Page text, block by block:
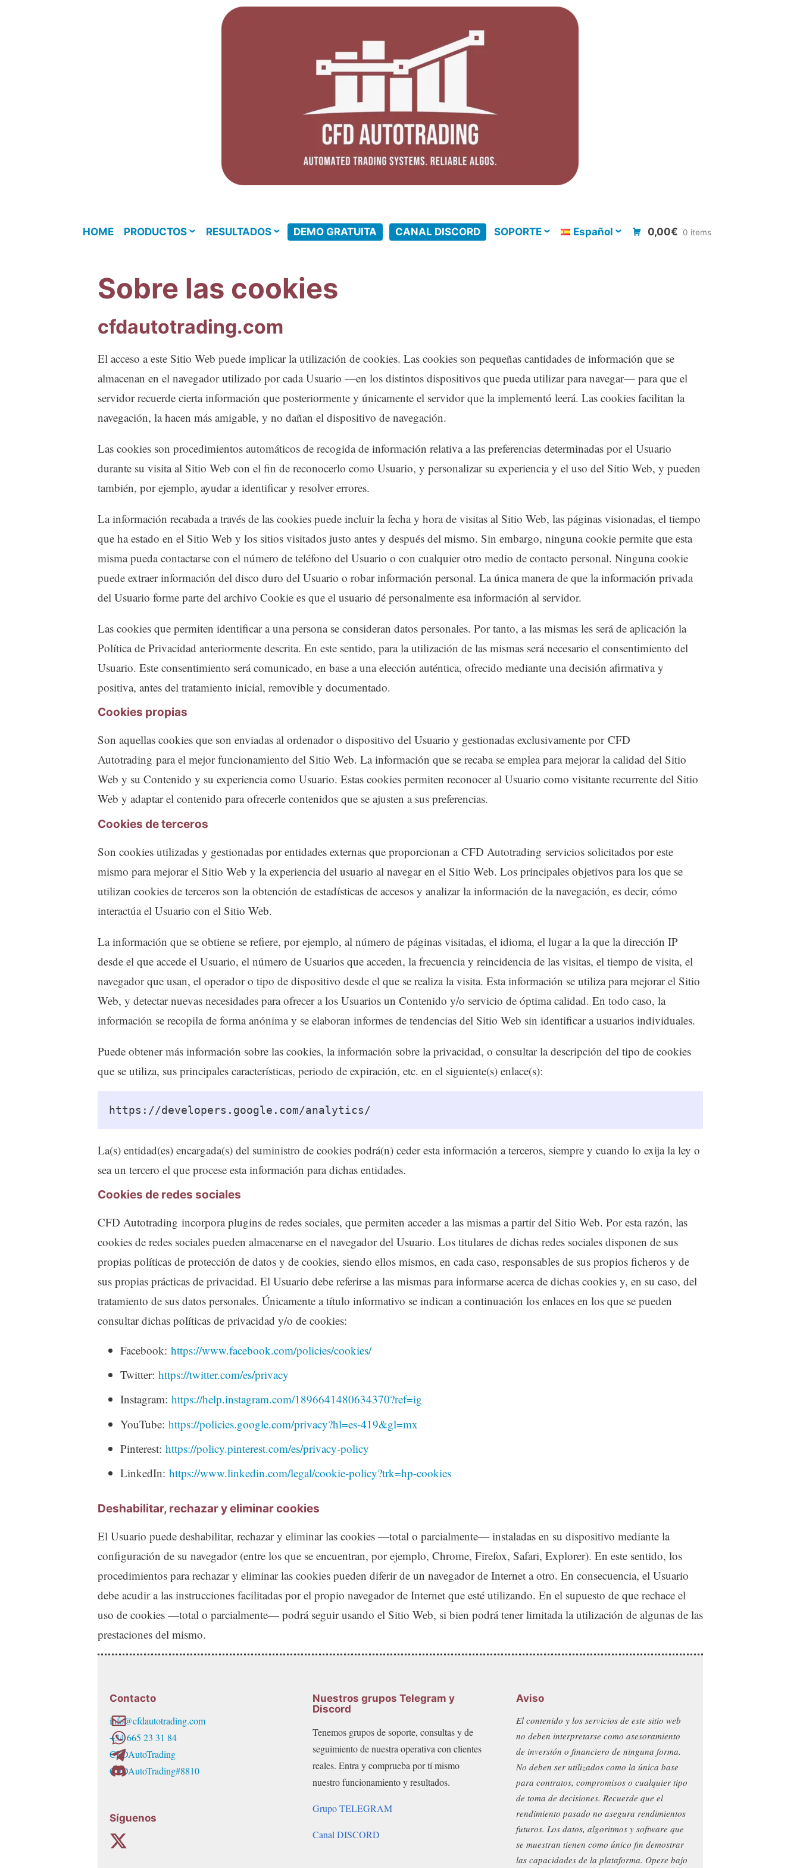
HOME PRODUCTOS RESULTADOS DEMO GRATUITA CANAL DISCORD SOPORTE Español 0,00€ 0 items
Sobre las cookies
cfdautotrading.com
El acceso a este Sitio Web puede implicar la utilización de cookies. Las cookies son pequeñas cantidades de información que se
almacenan en el navegador utilizado por cada Usuario —en los distintos dispositivos que pueda utilizar para navegar— para que el
servidor recuerde cierta información que posteriormente y únicamente el servidor que la implementó leerá. Las cookies facilitan la
navegación, la hacen más amigable, y no dañan el dispositivo de navegación.
Las cookies son procedimientos automáticos de recogida de información relativa a las preferencias determinadas por el Usuario
durante su visita al Sitio Web con el fin de reconocerlo como Usuario, y personalizar su experiencia y el uso del Sitio Web, y pueden
también, por ejemplo, ayudar a identificar y resolver errores.
La información recabada a través de las cookies puede incluir la fecha y hora de visitas al Sitio Web, las páginas visionadas, el tiempo
que ha estado en el Sitio Web y los sitios visitados justo antes y después del mismo. Sin embargo, ninguna cookie permite que esta
misma pueda contactarse con el número de teléfono del Usuario o con cualquier otro medio de contacto personal. Ninguna cookie
puede extraer información del disco duro del Usuario o robar información personal. La única manera de que la información privada
del Usuario forme parte del archivo Cookie es que el usuario dé personalmente esa información al servidor.
Las cookies que permiten identificar a una persona se consideran datos personales. Por tanto, a las mismas les será de aplicación la
Política de Privacidad anteriormente descrita. En este sentido, para la utilización de las mismas será necesario el consentimiento del
Usuario. Este consentimiento será comunicado, en base a una elección auténtica, ofrecido mediante una decisión afirmativa y
positiva, antes del tratamiento inicial, removible y documentado.
Cookies propias
Son aquellas cookies que son enviadas al ordenador o dispositivo del Usuario y gestionadas exclusivamente por CFD
Autotrading para el mejor funcionamiento del Sitio Web. La información que se recaba se emplea para mejorar la calidad del Sitio
Web y su Contenido y su experiencia como Usuario. Estas cookies permiten reconocer al Usuario como visitante recurrente del Sitio
Web y adaptar el contenido para ofrecerle contenidos que se ajusten a sus preferencias.
Cookies de terceros
Son cookies utilizadas y gestionadas por entidades externas que proporcionan a CFD Autotrading servicios solicitados por este
mismo para mejorar el Sitio Web y la experiencia del usuario al navegar en el Sitio Web. Los principales objetivos para los que se
utilizan cookies de terceros son la obtención de estadísticas de accesos y analizar la información de la navegación, es decir, cómo
interactúa el Usuario con el Sitio Web.
La información que se obtiene se refiere, por ejemplo, al número de páginas visitadas, el idioma, el lugar a la que la dirección IP
desde el que accede el Usuario, el número de Usuarios que acceden, la frecuencia y reincidencia de las visitas, el tiempo de visita, el
navegador que usan, el operador o tipo de dispositivo desde el que se realiza la visita. Esta información se utiliza para mejorar el Sitio
Web, y detectar nuevas necesidades para ofrecer a los Usuarios un Contenido y/o servicio de óptima calidad. En todo caso, la
información se recopila de forma anónima y se elaboran informes de tendencias del Sitio Web sin identificar a usuarios individuales.
Puede obtener más información sobre las cookies, la información sobre la privacidad, o consultar la descripción del tipo de cookies
que se utiliza, sus principales características, periodo de expiración, etc. en el siguiente(s) enlace(s):
https://developers.google.com/analytics/
La(s) entidad(es) encargada(s) del suministro de cookies podrá(n) ceder esta información a terceros, siempre y cuando lo exija la ley o
sea un tercero el que procese esta información para dichas entidades.
Cookies de redes sociales
CFD Autotrading incorpora plugins de redes sociales, que permiten acceder a las mismas a partir del Sitio Web. Por esta razón, las
cookies de redes sociales pueden almacenarse en el navegador del Usuario. Los titulares de dichas redes sociales disponen de sus
propias políticas de protección de datos y de cookies, siendo ellos mismos, en cada caso, responsables de sus propios ficheros y de
sus propias prácticas de privacidad. El Usuario debe referirse a las mismas para informarse acerca de dichas cookies y, en su caso, del
tratamiento de sus datos personales. Únicamente a título informativo se indican a continuación los enlaces en los que se pueden
consultar dichas políticas de privacidad y/o de cookies:
Facebook: https://www.facebook.com/policies/cookies/
Twitter: https://twitter.com/es/privacy
Instagram: https://help.instagram.com/1896641480634370?ref=ig
YouTube: https://policies.google.com/privacy?hl=es-419&gl=mx
Pinterest: https://policy.pinterest.com/es/privacy-policy
LinkedIn: https://www.linkedin.com/legal/cookie-policy?trk=hp-cookies
Deshabilitar, rechazar y eliminar cookies
El Usuario puede deshabilitar, rechazar y eliminar las cookies —total o parcialmente— instaladas en su dispositivo mediante la
configuración de su navegador (entre los que se encuentran, por ejemplo, Chrome, Firefox, Safari, Explorer). En este sentido, los
procedimientos para rechazar y eliminar las cookies pueden diferir de un navegador de Internet a otro. En consecuencia, el Usuario
debe acudir a las instrucciones facilitadas por el propio navegador de Internet que esté utilizando. En el supuesto de que rechace el
uso de cookies —total o parcialmente— podrá seguir usando el Sitio Web, si bien podrá tener limitada la utilización de algunas de las
prestaciones del mismo.
Contacto
info@cfdautotrading.com
+34 665 23 31 84
CFDAutoTrading
CFDAutoTrading#8810
Síguenos
Nuestros grupos Telegram y
Discord
Tenemos grupos de soporte, consultas y de
seguimiento de nuestra operativa con clientes
reales. Entra y comprueba por tí mismo
nuestro funcionamiento y resultados.
Grupo TELEGRAM
Canal DISCORD
Aviso
El contenido y los servicios de este sitio web
no deben interpretarse como asesoramiento
de inversión o financiero de ninguna forma.
No deben ser utilizados como la única base
para contratos, compromisos o cualquier tipo
de toma de decisiones. Recuerde que el
rendimiento pasado no asegura rendimientos
futuros. Los datos, algoritmos y software que
se muestran tienen como único fin demostrar
las capacidades de la plataforma. Opere bajo